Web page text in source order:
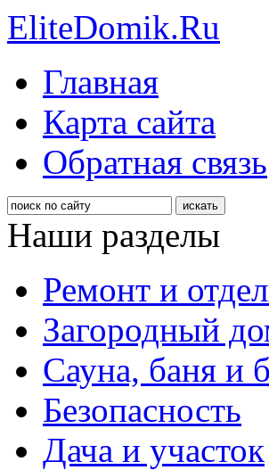
EliteDomik.Ru
Главная
Карта сайта
Обратная связь
Наши разделы
Ремонт и
Загородный
Сауна, баня и
Безопасность
Дача и участок